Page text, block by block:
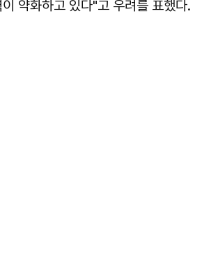
이 약화하고 있다"고 우려를 표했다.